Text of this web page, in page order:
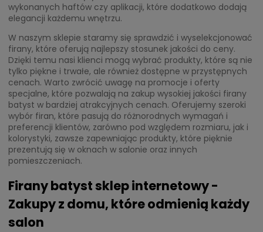
wykonanych haftów czy aplikacji, które dodatkowo dodają
elegancji każdemu wnętrzu.
W naszym sklepie staramy się sprawdzić i wyselekcjonować
firany, które oferują najlepszy stosunek jakości do ceny.
Dzięki temu nasi klienci mogą wybrać produkty, które są nie
tylko piękne i trwałe, ale również dostępne w przystępnych
cenach. Warto zwrócić uwagę na promocje i oferty
specjalne, które pozwalają na zakup wysokiej jakości firany
batyst w bardziej atrakcyjnych cenach. Oferujemy szeroki
wybór firan, które pasują do różnorodnych wymagań i
preferencji klientów, zarówno pod względem rozmiaru, jak i
kolorystyki, zawsze zapewniając produkty, które pięknie
prezentują się w oknach w salonie oraz innych
pomieszczeniach.
Firany batyst sklep internetowy -
Zakupy z domu, które odmienią każdy
salon